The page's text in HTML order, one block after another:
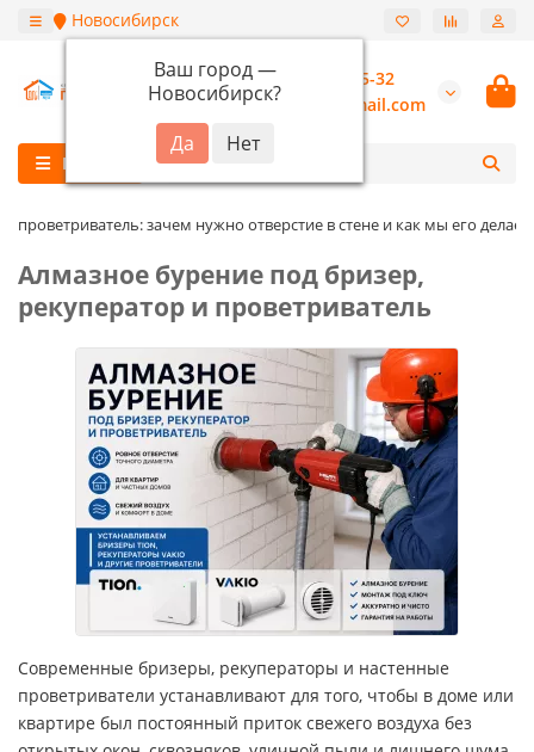
Новосибирск
Ваш город —
Новосибирск?
+7 (913) 987-55-32
burannsk@gmail.com
Каталог
зачем нужно отверстие в стене и как мы его делаем
Алмазное бурение под бризер,
рекуператор и проветриватель
Современные бризеры, рекуператоры и настенные
проветриватели устанавливают для того, чтобы в доме или
квартире был постоянный приток свежего воздуха без